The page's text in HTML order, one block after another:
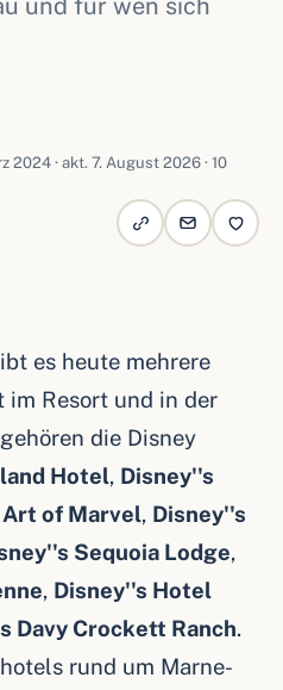
und für wen sich
2024· akt. 7. August 2026 · 10
es heute mehrere
Resort und in der
die Disney
Hotel, Disney''s
Art of Marvel, Disney''s
Sequoia Lodge,
, Disney''s Hotel
Davy Crockett Ranch.
rund um Marne-